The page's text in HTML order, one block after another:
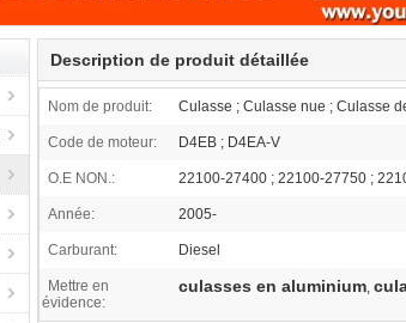
Description de produit détaillée
Nom de produit: Culasse ; Culasse nue ; Culasse
Code de moteur: D4EB ; D4EA-V
O.E NON.: 22100-27400 ; 22100-27750 ;
Année: 2005-
Carburant: Diesel
Mettre en
évidence:
culasses en aluminium,